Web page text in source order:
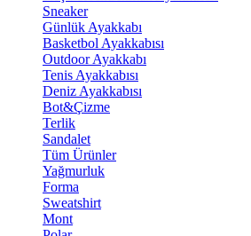
Sneaker
Günlük Ayakkabı
Basketbol Ayakkabısı
Outdoor Ayakkabı
Tenis Ayakkabısı
Deniz Ayakkabısı
Bot&Çizme
Terlik
Sandalet
Tüm Ürünler
Yağmurluk
Forma
Sweatshirt
Mont